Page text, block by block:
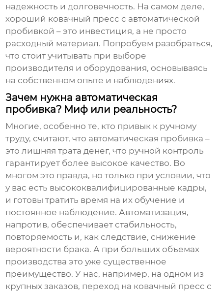
надежность и долговечность. На самом деле,
хороший ковачный пресс с автоматической
пробивкой – это инвестиция, а не просто
расходный материал. Попробуем разобраться,
что стоит учитывать при выборе
производителя и оборудования, основываясь
на собственном опыте и наблюдениях.
Зачем нужна автоматическая
пробивка? Миф или реальность?
Многие, особенно те, кто привык к ручному
труду, считают, что автоматическая пробивка –
это лишняя трата денег, что ручной контроль
гарантирует более высокое качество. Во
многом это правда, но только при условии, что
у вас есть высококвалифицированные кадры,
и готовы тратить время на их обучение и
постоянное наблюдение. Автоматизация,
напротив, обеспечивает стабильность,
повторяемость и, как следствие, снижение
вероятности брака. А при больших объемах
производства это уже существенное
преимущество. У нас, например, на одном из
крупных заказов, переход на ковачный пресс с